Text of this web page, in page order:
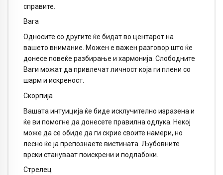
справите.
Вага
Односите со другите ќе бидат во центарот на
вашето внимание. Можен е важен разговор што ќе
донесе повеќе разбирање и хармонија. Слободните
Ваги можат да привлечат личност која ги плени со
шарм и искреност.
Скорпија
Вашата интуиција ќе биде исклучително изразена и
ќе ви помогне да донесете правилна одлука. Некој
може да се обиде да ги скрие своите намери, но
лесно ќе ја препознаете вистината. Љубовните
врски стануваат поискрени и подлабоки.
Стрелец